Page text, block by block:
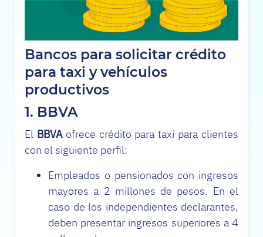
Bancos para solicitar crédito
para taxi y vehículos
productivos
1. BBVA
El BBVAofrece crédito para taxi para clientes
con el siguiente perfil:
Empleados o pensionados con ingresos
mayores a 2 millones de pesos. En el
caso de los independientes declarantes,
deben presentar ingresos superiores a 4